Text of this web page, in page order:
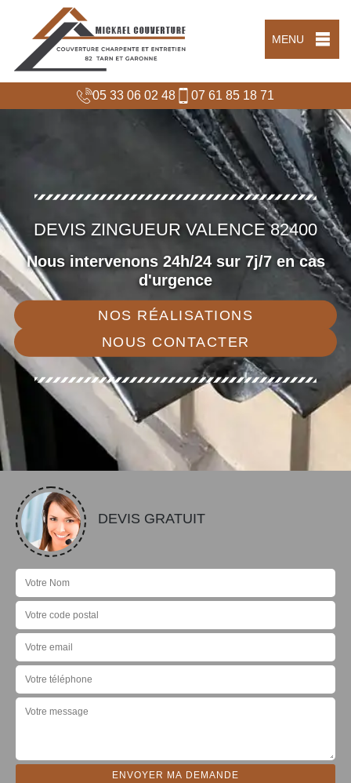
MENU
05 33 06 02 48 07 61 85 18 71
DEVIS ZINGUEUR VALENCE 82400
Nous intervenons 24h/24 sur 7j/7 en cas
d'urgence
NOS RÉALISATIONS
NOUS CONTACTER
DEVIS GRATUIT